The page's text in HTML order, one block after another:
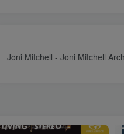
Joni Mitchell - Joni Mitchell